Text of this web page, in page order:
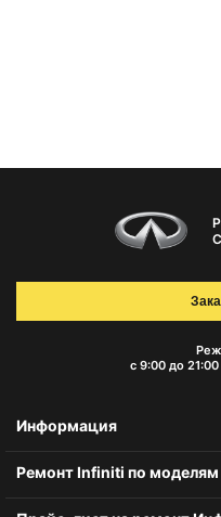
с 9:00 до 21:00
Информация
Ремонт Infiniti по моделям